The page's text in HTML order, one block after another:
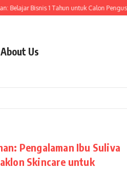
Bisnis 1 Tahun untuk Calon
About Us
Pengalaman Ibu Suliva
Skincare untuk